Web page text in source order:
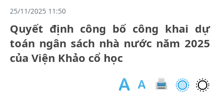
25/11/2025 11:50
Quyết định công bố công khai dự
toán ngân sách nhà nước năm 2025
của Viện Khảo cổ học